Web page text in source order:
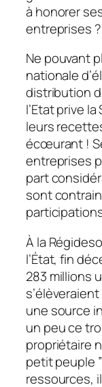
à honorer
entreprises ?
Ne pouvant
nationale
distribution
l’Etat prive
leurs
écœurant !
entreprises
part
sont
À la
l’État, fin
283 millions
une source
un peu ce
propriétaire
petit peuple
ressources,